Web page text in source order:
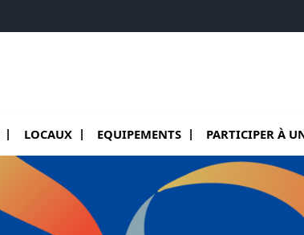
LOCAUX EQUIPEMENTS PARTICIPER À